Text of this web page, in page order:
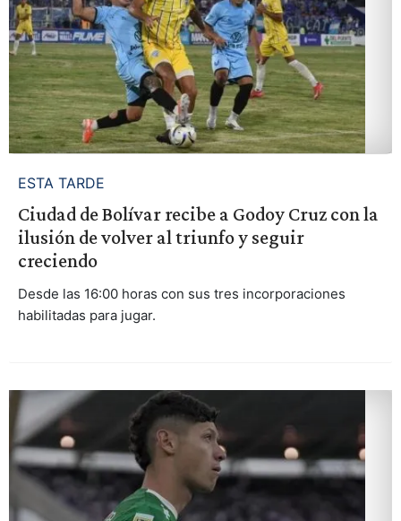
ESTA TARDE
Ciudad de Bolívar recibe a Godoy Cruz con la
ilusión de volver al triunfo y seguir
creciendo
Desde las 16:00 horas con sus tres incorporaciones
habilitadas para jugar.